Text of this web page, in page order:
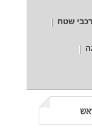
רכבי שטח